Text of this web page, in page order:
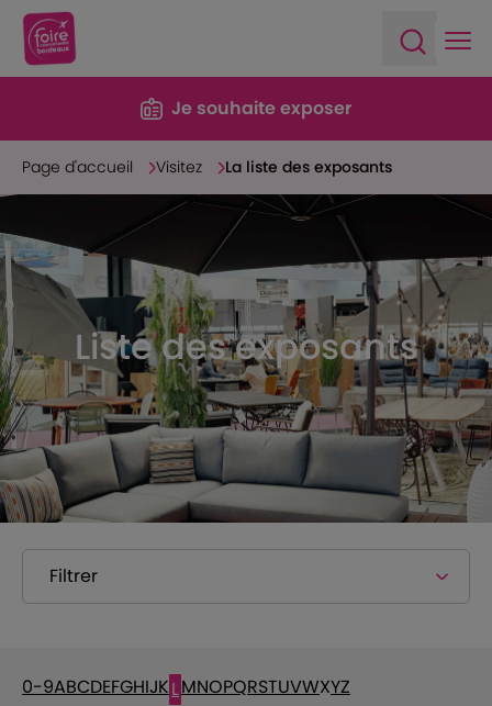
Je souhaite exposer
Page d'accueil Visitez La liste des exposants
Liste des exposants
Filtrer
0-9ABCDEFGHIJKLMNOPQRSTUVWXYZ